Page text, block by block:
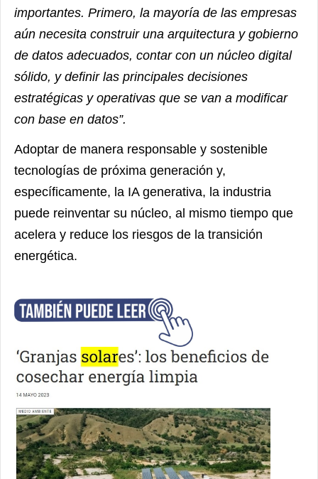
importantes. Primero, la mayoría de las empresas
aún necesita construir una arquitectura y gobierno
de datos adecuados, contar con un núcleo digital
sólido, y definir las principales decisiones
estratégicas y operativas que se van a modificar
con base en datos”.
Adoptar de manera responsable y sostenible
tecnologías de próxima generación y,
específicamente, la IA generativa, la industria
puede reinventar su núcleo, al mismo tiempo que
acelera y reduce los riesgos de la transición
energética.